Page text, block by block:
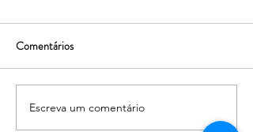
Título 2
Comentários
Escreva um comentário